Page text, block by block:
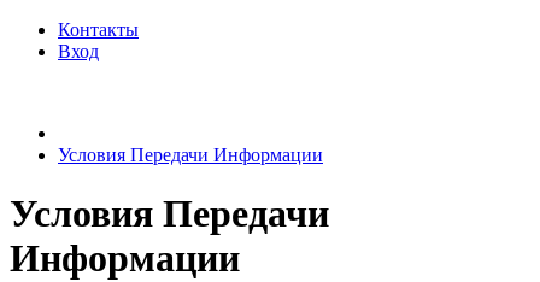
Контакты
Вход
Условия Передачи Информации
Условия Передачи
Информации